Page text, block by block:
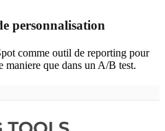
personnalisation
comme outil de reporting pour
maniere que dans un A/B test.